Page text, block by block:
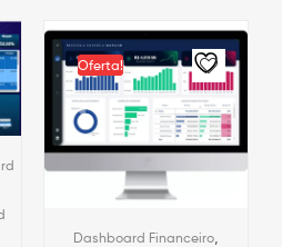
Oferta!
Dashboard Financeiro